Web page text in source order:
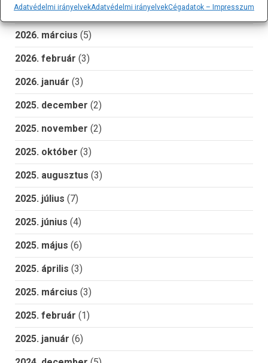
Adatvédelmi irányelvekAdatvédelmi irányelvekCégadatok – Impresszum
2026. április(2)
2026. március (5)
2026. február (3)
2026. január (3)
2025. december (2)
2025. november (2)
2025. október (3)
2025. augusztus (3)
2025. július (7)
2025. június (4)
2025. május (6)
2025. április (3)
2025. március (3)
2025. február (1)
2025. január (6)